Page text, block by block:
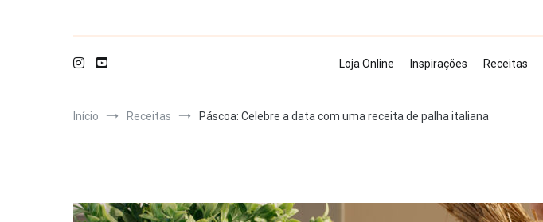
Loja Online Inspirações Receitas
Início Receitas Páscoa: Celebre a data com uma receita de palha italiana